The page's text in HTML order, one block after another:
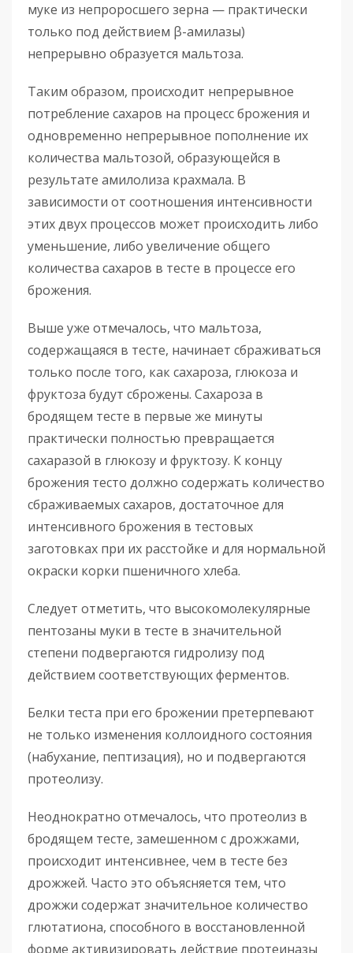
муке из непроросшего зерна — практически
только под действием β-амилазы)
непрерывно образуется мальтоза.
Таким образом, происходит непрерывное
потребление сахаров на процесс брожения и
одновременно непрерывное пополнение их
количества мальтозой, образующейся в
результате амилолиза крахмала. В
зависимости от соотношения интенсивности
этих двух процессов может происходить либо
уменьшение, либо увеличение общего
количества сахаров в тесте в процессе его
брожения.
Выше уже отмечалось, что мальтоза,
содержащаяся в тесте, начинает сбраживаться
только после того, как сахароза, глюкоза и
фруктоза будут сброжены. Сахароза в
бродящем тесте в первые же минуты
практически полностью превращается
сахаразой в глюкозу и фруктозу. К концу
брожения тесто должно содержать количество
сбраживаемых сахаров, достаточное для
интенсивного брожения в тестовых
заготовках при их расстойке и для нормальной
окраски корки пшеничного хлеба.
Следует отметить, что высокомолекулярные
пентозаны муки в тесте в значительной
степени подвергаются гидролизу под
действием соответствующих ферментов.
Белки теста при его брожении претерпевают
не только изменения коллоидного состояния
(набухание, пептизация), но и подвергаются
протеолизу.
Неоднократно отмечалось, что протеолиз в
бродящем тесте, замешенном с дрожжами,
происходит интенсивнее, чем в тесте без
дрожжей. Часто это объясняется тем, что
дрожжи содержат значительное количество
глютатиона, способного в восстановленной
форме активизировать действие протеиназы